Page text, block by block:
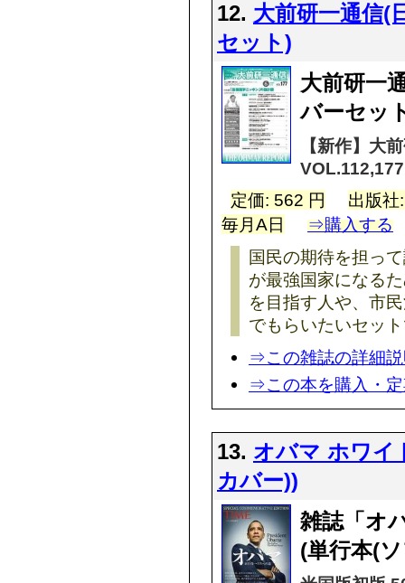
12. 大前研一通信(
セット)
大前研一
バーセッ
【新作】大
定価: 562 円
出版
毎月A日
⇒購入する
国民の期待を担っ
が最強国家になる
を目指す人や、市
でもらいたいセッ
⇒この雑誌の詳細
⇒この本を購入・
13. オバマ ホワイ
カバー))
雑誌「オ
(単行本(